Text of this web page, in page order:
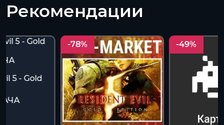
Рекомендации
5 - Gold
-78% -49%